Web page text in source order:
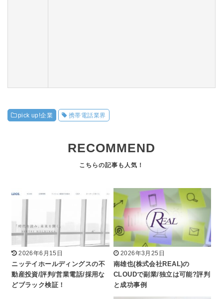
pick up!企業 携帯電話業界
RECOMMEND
2026年6月15日
ニッテイホールディングスの不
動産投資/評判/営業電話/採用な
どブラック検証！
2026年3月25日
南雄也(株式会社REAL)の
CLOUDで副業/独立は可能?評判
と成功事例